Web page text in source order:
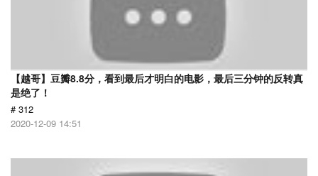
【越哥】豆瓣8.8分，看到最后才明白的电影，最后三分钟的反转真
是绝了！
# 312
2020-12-09 14:51